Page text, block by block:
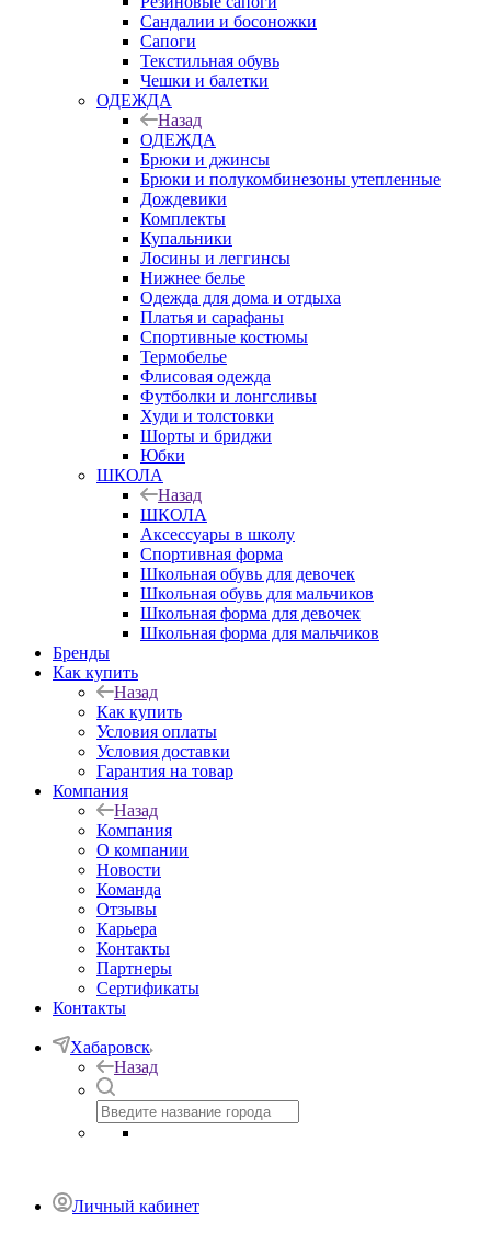
Сандалии и босоножки
Сапоги
Текстильная обувь
Чешки и балетки
ОДЕЖДА
Назад
ОДЕЖДА
Брюки и джинсы
Брюки и полукомбинезоны утепленные
Дождевики
Комплекты
Купальники
Лосины и леггинсы
Нижнее белье
Одежда для дома и отдыха
Платья и сарафаны
Спортивные костюмы
Термобелье
Флисовая одежда
Футболки и лонгсливы
Худи и толстовки
Шорты и бриджи
Юбки
ШКОЛА
Назад
ШКОЛА
Аксессуары в школу
Спортивная форма
Школьная обувь для девочек
Школьная обувь для мальчиков
Школьная форма для девочек
Школьная форма для мальчиков
Бренды
Как купить
Назад
Как купить
Условия оплаты
Условия доставки
Гарантия на товар
Компания
Назад
Компания
О компании
Новости
Команда
Отзывы
Карьера
Контакты
Партнеры
Сертификаты
Контакты
Хабаровск
Назад
Личный кабинет